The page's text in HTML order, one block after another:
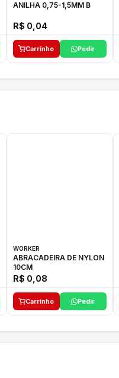
ANILHA 0,75-1,5MM B
R$ 0,04
Carrinho Pedir
WORKER
ABRACADEIRA DE NYLON
10CM
R$ 0,08
Carrinho Pedir